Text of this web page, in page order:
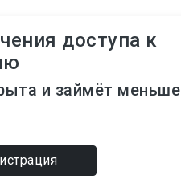
доступа к
и займёт меньше